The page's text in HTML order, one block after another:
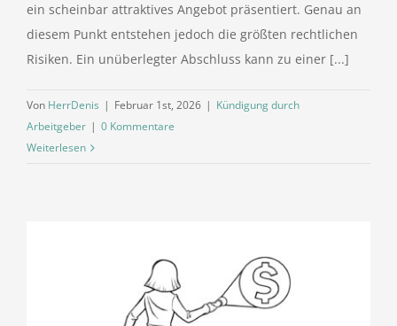
ein scheinbar attraktives Angebot präsentiert. Genau an
diesem Punkt entstehen jedoch die größten rechtlichen
Risiken. Ein unüberlegter Abschluss kann zu einer [...]
Von HerrDenis | Februar 1st, 2026 | Kündigung durch
Arbeitgeber | 0 Kommentare
Weiterlesen